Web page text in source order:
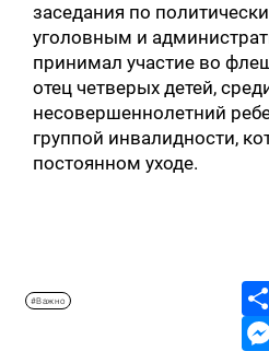
заседания по
уголовным и
принимал участие во
отец четверых детей,
несовершеннолетний
группой инвалидности,
постоянном уходе.
#Важно